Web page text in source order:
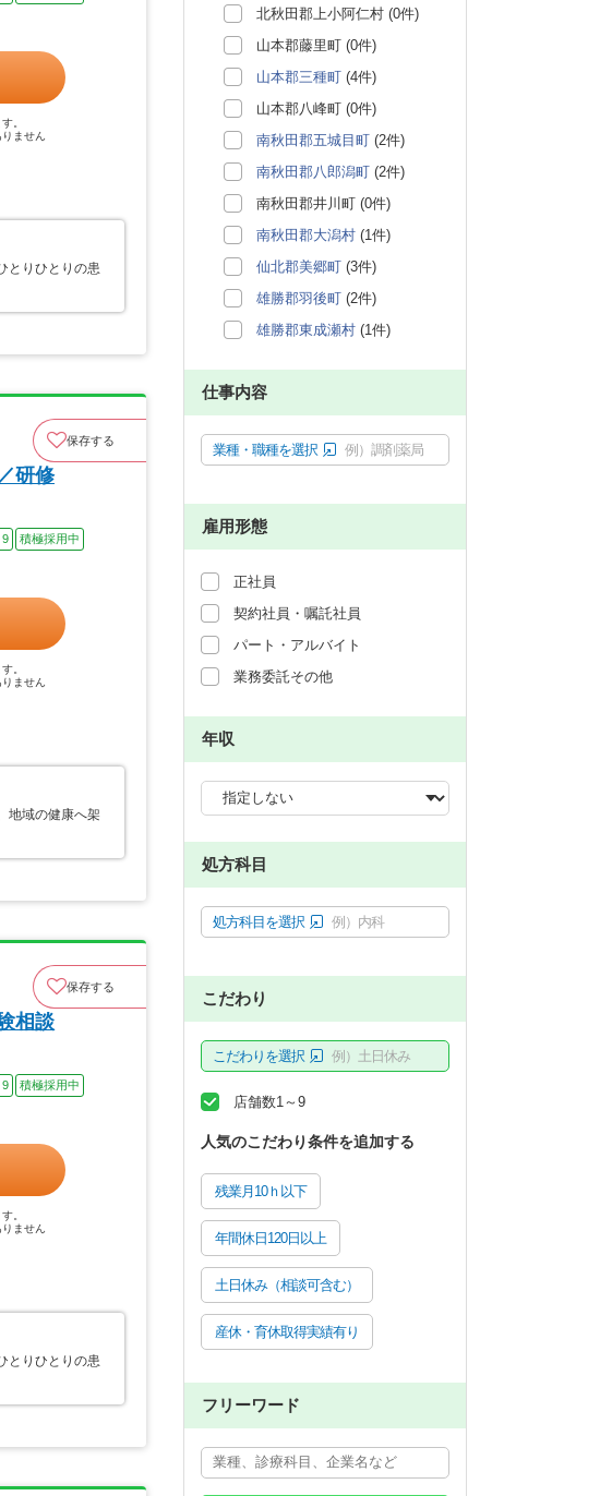
。
ません
とりひとりの患
保存する
研修
9
積極採用中
。
ません
地域の健康へ架
保存する
相談
9
積極採用中
。
ません
とりひとりの患
北秋田郡上小阿仁村 (0件)
山本郡藤里町 (0件)
山本郡三種町 (4件)
山本郡八峰町 (0件)
南秋田郡五城目町 (2件)
南秋田郡八郎潟町 (2件)
南秋田郡井川町 (0件)
南秋田郡大潟村 (1件)
仙北郡美郷町 (3件)
雄勝郡羽後町 (2件)
雄勝郡東成瀬村 (1件)
仕事内容
業種・職種を選択 例）調剤薬局
雇用形態
正社員
契約社員・嘱託社員
パート・アルバイト
業務委託その他
年収
処方科目
処方科目を選択 例）内科
こだわり
こだわりを選択 例）土日休み
店舗数1～9
人気のこだわり条件を追加する
残業月10ｈ以下
年間休日120日以上
土日休み（相談可含む）
産休・育休取得実績有り
フリーワード